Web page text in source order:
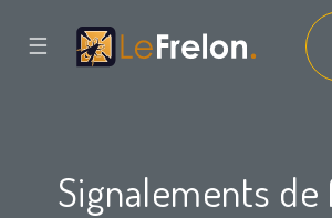
☰
Signalements